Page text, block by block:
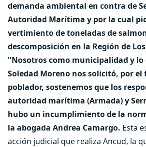
demanda ambiental en contra de
Autoridad Marítima y por la cual
vertimiento de toneladas de
descomposición en la Región de
"Nosotros como municipalidad y lo
Soledad Moreno nos solicitó, por el
poblador, sostenemos que los
autoridad marítima (Armada) y
hubo un incumplimiento de la
la abogada Andrea Camargo. Esta
acción judicial que realiza Ancud, la